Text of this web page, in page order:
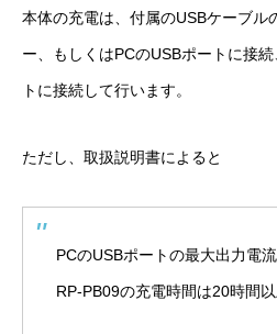
本体の充電は、付属のUSBケーブル
ー、もしくはPCのUSBポートに接
トに接続して行います。
ただし、取扱説明書によると
PCのUSBポートの最大出力電
RP-PB09の充電時間は20時間以